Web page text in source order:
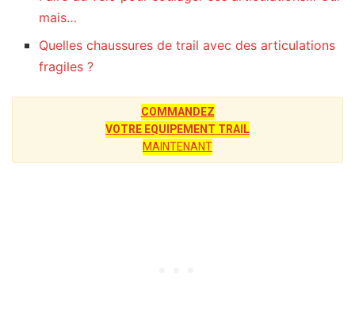
mais…
Quelles chaussures de trail avec des articulations
fragiles ?
COMMANDEZ
VOTRE EQUIPEMENT TRAIL
MAINTENANT